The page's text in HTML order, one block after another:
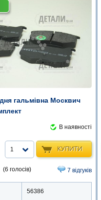
гальмівна Москвич
В наявності
КУПИТИ
1
(6 голосів) 7 відгуків
56386